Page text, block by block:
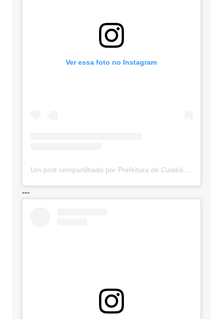
Ver essa foto no Instagram
Um post compartilhado por Prefeitura de Cuiabá (@cuiabaprefeitura)
---